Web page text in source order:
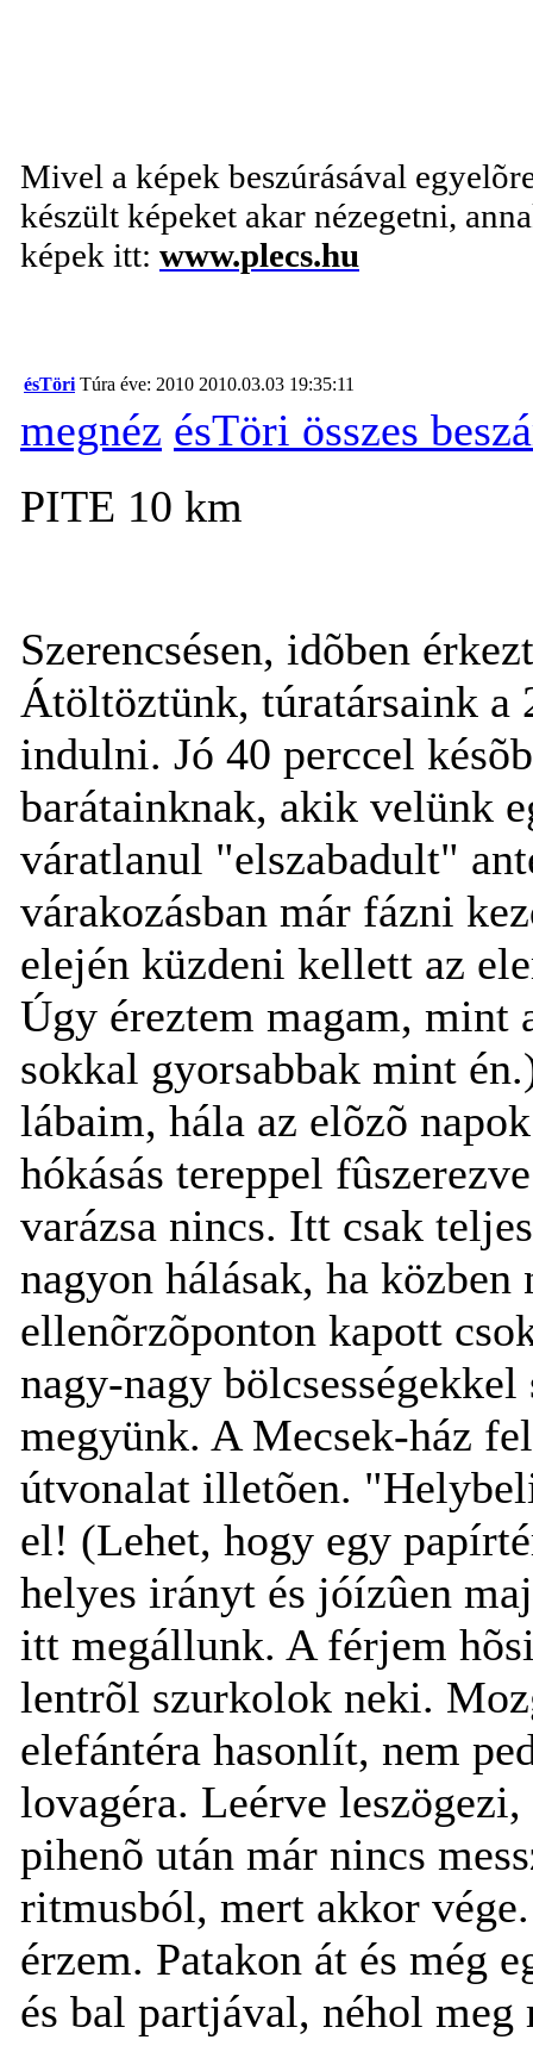
Mivel a képek beszúrásával
készült képeket akar nézegetni,
képek itt: www.plecs.hu
ésTöri Túra éve: 2010 2010.03.03 19:35:11
megnéz ésTöri összes
PITE 10 km
Szerencsésen, idõben
Átöltöztünk, túratársaink a
indulni. Jó 40 perccel
barátainknak, akik velünk
váratlanul "elszabadult"
várakozásban már fázni
elején küzdeni kellett az
Úgy éreztem magam,
sokkal gyorsabbak mint
lábaim, hála az elõzõ
hókásás tereppel
varázsa nincs. Itt csak
nagyon hálásak, ha
ellenõrzõponton kapott
nagy-nagy
megyünk. A Mecsek-ház
útvonalat illetõen.
el! (Lehet, hogy egy
helyes irányt és jóízûen
itt megállunk. A férjem
lentrõl szurkolok neki.
elefántéra hasonlít, nem
lovagéra. Leérve
pihenõ után már nincs
ritmusból, mert akkor
érzem. Patakon át és még
és bal partjával, néhol